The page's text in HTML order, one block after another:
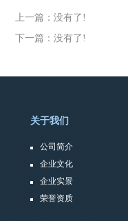
上一篇：没有了!
下一篇：没有了!
关于我们
公司简介
企业文化
企业实景
荣誉资质